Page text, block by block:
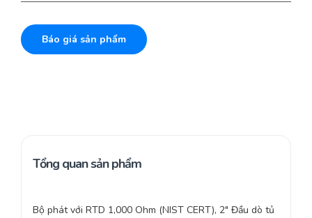
Báo giá sản phẩm
Tổng quan sản phẩm
Bộ phát với RTD 1,000 Ohm (NIST CERT), 2″ Đầu dò tủ